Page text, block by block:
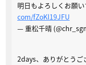
明日もよろしくお願
com/fZoKl19JFU
— 重松千晴
2days、ありがとうご